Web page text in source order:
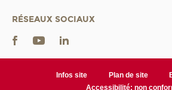
RÉSEAUX SOCIAUX
Infos site Plan de site
Accessibilité: non